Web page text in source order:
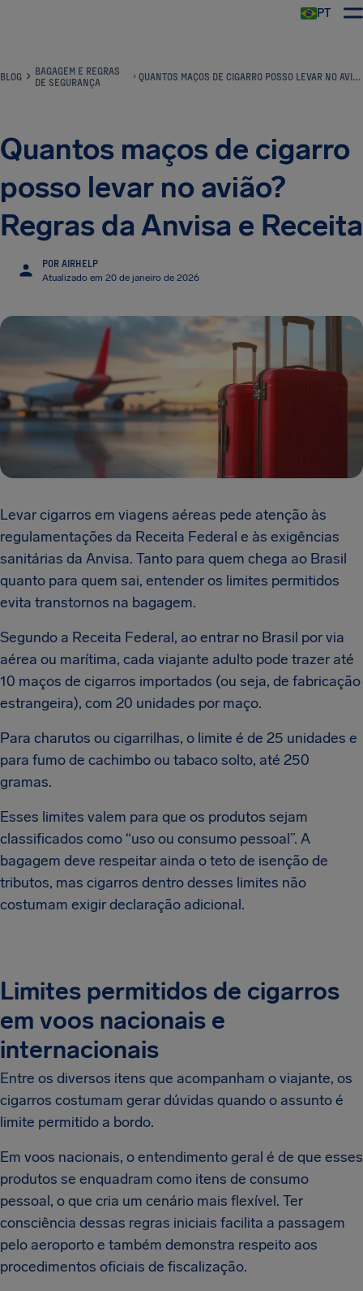
PT
BLOG
BAGAGEM E REGRAS
DE SEGURANÇA
QUANTOS MAÇOS DE CIGARRO POSSO LEVAR NO AVIÃO? REGRAS DA ANVISA E RECEITA
Quantos maços de cigarro
posso levar no avião?
Regras da Anvisa e Receita
POR AIRHELP
Atualizado em 20 de janeiro de 2026
Levar cigarros em viagens aéreas pede atenção às
regulamentações da Receita Federal e às exigências
sanitárias da Anvisa. Tanto para quem chega ao Brasil
quanto para quem sai, entender os limites permitidos
evita transtornos na bagagem.
Segundo a Receita Federal, ao entrar no Brasil por via
aérea ou marítima, cada viajante adulto pode trazer até
10 maços de cigarros importados (ou seja, de fabricação
estrangeira), com 20 unidades por maço.
Para charutos ou cigarrilhas, o limite é de 25 unidades e
para fumo de cachimbo ou tabaco solto, até 250
gramas.
Esses limites valem para que os produtos sejam
classificados como “uso ou consumo pessoal”. A
bagagem deve respeitar ainda o teto de isenção de
tributos, mas cigarros dentro desses limites não
costumam exigir declaração adicional.
Limites permitidos de cigarros
em voos nacionais e
internacionais
Entre os diversos itens que acompanham o viajante, os
cigarros costumam gerar dúvidas quando o assunto é
limite permitido a bordo.
Em voos nacionais, o entendimento geral é de que esses
produtos se enquadram como itens de consumo
pessoal, o que cria um cenário mais flexível. Ter
consciência dessas regras iniciais facilita a passagem
pelo aeroporto e também demonstra respeito aos
procedimentos oficiais de fiscalização.